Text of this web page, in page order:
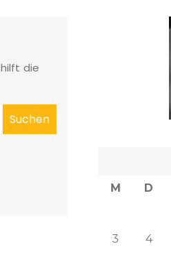
die
M D
3
4